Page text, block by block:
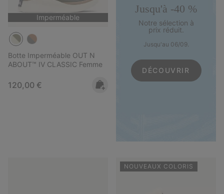
Imperméable
Botte Imperméable OUT N
ABOUT™ IV CLASSIC Femme
Regular price:
120,00 €
Jusqu'à -40 %
Notre sélection à
prix réduit.
Jusqu'au 06/09.
DÉCOUVRIR
NOUVEAUX COLORIS